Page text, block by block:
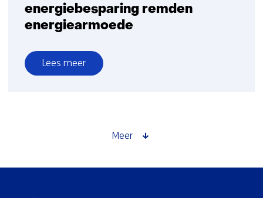
energiebesparing remden
energiearmoede
Lees meer
over
Meer